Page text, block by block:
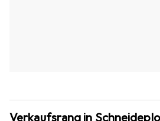
Verkaufsrang in